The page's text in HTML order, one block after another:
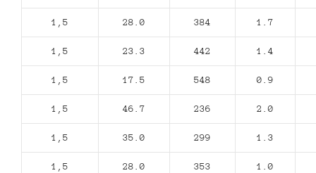
1,5 28.0 384 1.7
1,5 23.3 442 1.4
1,5 17.5 548 0.9
1,5 46.7 236 2.0
1,5 35.0 299 1.3
1,5 28.0 353 1.0